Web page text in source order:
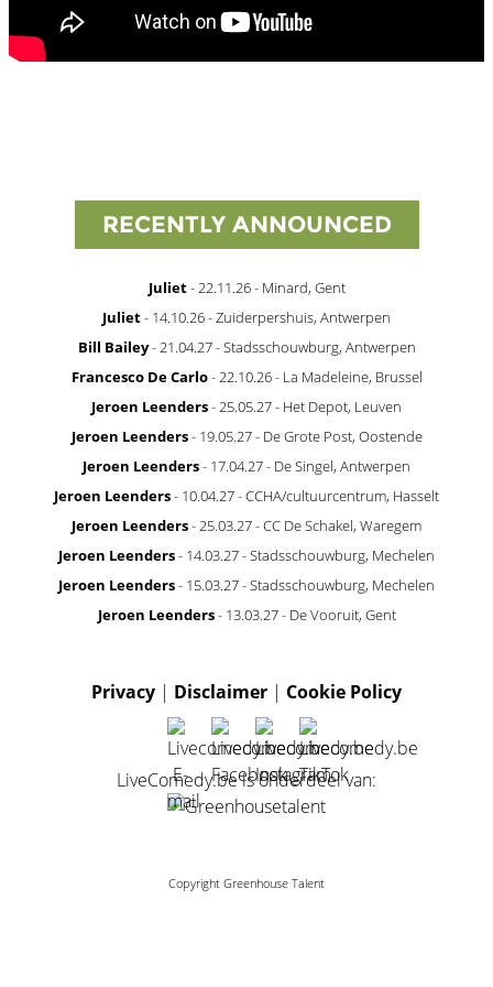
RECENTLY ANNOUNCED
Juliet- 22.11.26 - Minard, Gent
Juliet- 14.10.26 - Zuiderpershuis, Antwerpen
Bill Bailey- 21.04.27 - Stadsschouwburg, Antwerpen
Francesco De Carlo- 22.10.26 - La Madeleine, Brussel
Jeroen Leenders- 25.05.27 - Het Depot, Leuven
Jeroen Leenders- 19.05.27 - De Grote Post, Oostende
Jeroen Leenders- 17.04.27 - De Singel, Antwerpen
Jeroen Leenders- 10.04.27 - CCHA/cultuurcentrum, Hasselt
Jeroen Leenders- 25.03.27 - CC De Schakel, Waregem
Jeroen Leenders- 14.03.27 - Stadsschouwburg, Mechelen
Jeroen Leenders- 15.03.27 - Stadsschouwburg, Mechelen
Jeroen Leenders- 13.03.27 - De Vooruit, Gent
Privacy | Disclaimer | Cookie Policy
LiveComedy.be is onderdeel van:
Copyright Greenhouse Talent